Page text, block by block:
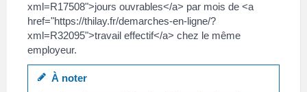
xml=R17508">jours ouvrables</a> par mois de <a
href="https://thilay.fr/demarches-en-ligne/?
xml=R32095">travail effectif</a> chez le même
employeur.
À noter